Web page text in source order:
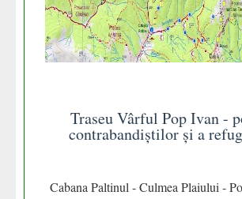
Traseu Vârful Pop Ivan -
contrabandiștilor și a
Cabana Paltinul - Culmea Plaiului -